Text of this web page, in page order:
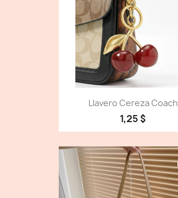
Llavero Cereza Coach
1,25 $